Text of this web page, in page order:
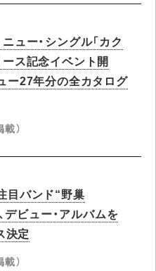
ュー・シングル「カク
ース記念イベント開
27年分の全カタログ
）
目バンド“野巢
デビュー・アルバムを
決定
）